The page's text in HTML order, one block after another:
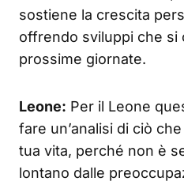
sostiene la crescita
offrendo sviluppi che si
prossime giornate.
Leone: Per il Leone
fare un’analisi di ciò
tua vita, perché non è
lontano dalle